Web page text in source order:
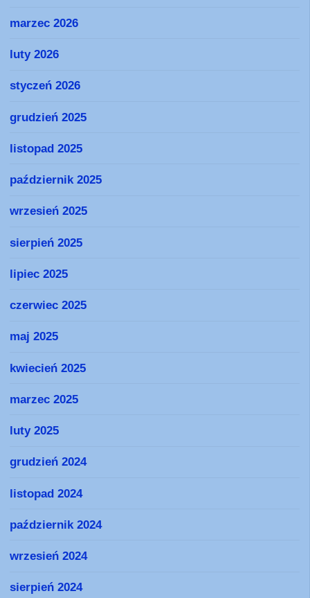
marzec 2026
luty 2026
styczeń 2026
grudzień 2025
listopad 2025
październik 2025
wrzesień 2025
sierpień 2025
lipiec 2025
czerwiec 2025
maj 2025
kwiecień 2025
marzec 2025
luty 2025
grudzień 2024
listopad 2024
październik 2024
wrzesień 2024
sierpień 2024